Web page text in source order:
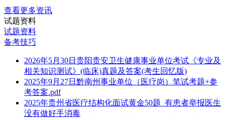
查看更多资讯
试题资料
试题资料
备考技巧
2026年5月30日贵阳贵安卫生健康事业单位考试《专业及
相关知识测试》(临床)真题及答案(考生回忆版)
2025年9月27日黔南州事业单位（医疗岗）笔试考题+参
考答案.pdf
2025年贵州省医疗结构化面试黄金50题_有患者举报医生
没有做好手消毒